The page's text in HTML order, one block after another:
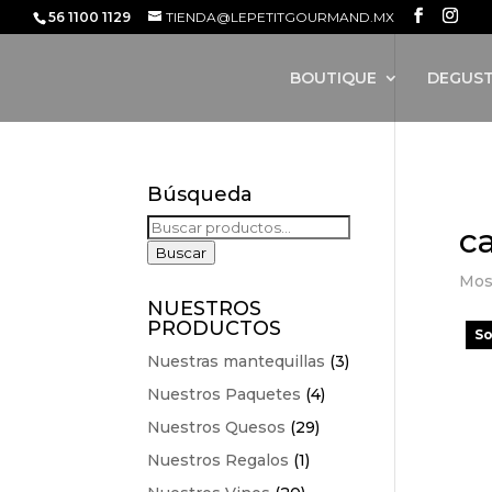
56 1100 1129 TIENDA@LEPETITGOURMAND.MX
BOUTIQUE
Búsqueda
Buscar
por:
Buscar
NUESTROS
PRODUCTOS
Nuestras mantequillas (3)
Nuestros Paquetes (4)
Nuestros Quesos (29)
Nuestros Regalos (1)